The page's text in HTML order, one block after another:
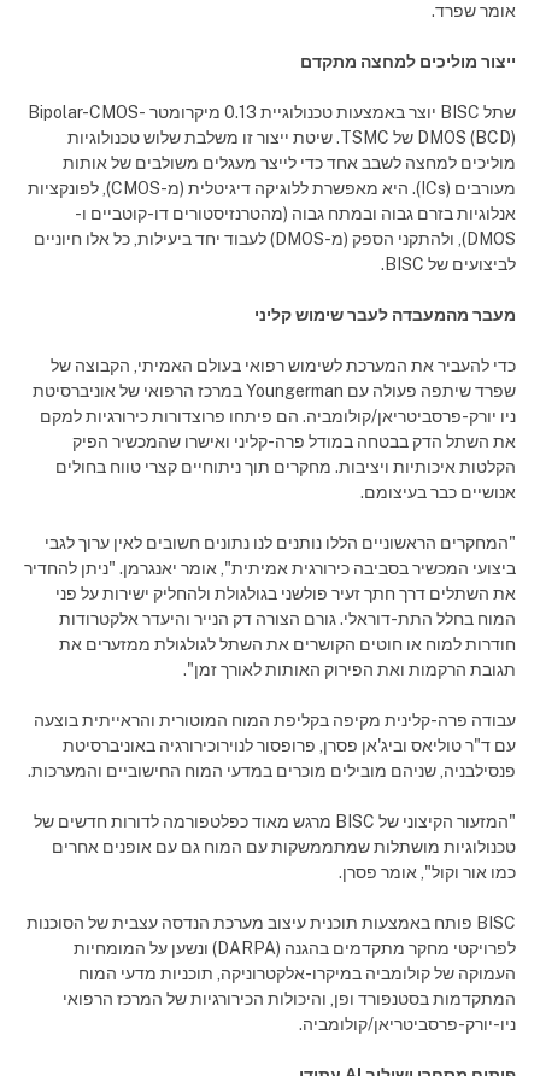
אומר שפרד.
ייצור מוליכים למחצה מתקדם
שתל BISC יוצר באמצעות טכנולוגיית 0.13 מיקרומטר Bipolar-CMOS-
DMOS (BCD) של TSMC. שיטת ייצור זו משלבת שלוש טכנולוגיות
מוליכים למחצה לשבב אחד כדי לייצר מעגלים משולבים של אותות
מעורבים (ICs). היא מאפשרת ללוגיקה דיגיטלית (מ-CMOS), לפונקציות
אנלוגיות בזרם גבוה ובמתח גבוה (מהטרנזיסטורים דו-קוטביים ו-
DMOS), ולהתקני הספק (מ-DMOS) לעבוד יחד ביעילות, כל אלו חיוניים
לביצועים של BISC.
מעבר מהמעבדה לעבר שימוש קליני
כדי להעביר את המערכת לשימוש רפואי בעולם האמיתי, הקבוצה של
שפרד שיתפה פעולה עם Youngerman במרכז הרפואי של אוניברסיטת
ניו יורק-פרסביטריאן/קולומביה. הם פיתחו פרוצדורות כירורגיות למקם
את השתל הדק בבטחה במודל פרה-קליני ואישרו שהמכשיר הפיק
הקלטות איכותיות ויציבות. מחקרים תוך ניתוחיים קצרי טווח בחולים
אנושיים כבר בעיצומם.
"המחקרים הראשוניים הללו נותנים לנו נתונים חשובים לאין ערוך לגבי
ביצועי המכשיר בסביבה כירורגית אמיתית", אומר יאנגרמן. "ניתן להחדיר
את השתלים דרך חתך זעיר פולשני בגולגולת ולהחליק ישירות על פני
המוח בחלל התת-דוראלי. גורם הצורה דק הנייר והיעדר אלקטרודות
חודרות למוח או חוטים הקושרים את השתל לגולגולת ממזערים את
תגובת הרקמות ואת הפירוק האותות לאורך זמן".
עבודה פרה-קלינית מקיפה בקליפת המוח המוטורית והראייתית בוצעה
עם ד"ר טוליאס וביג'אן פסרן, פרופסור לנוירוכירורגיה באוניברסיטת
פנסילבניה, שניהם מובילים מוכרים במדעי המוח החישוביים והמערכות.
"המזעור הקיצוני של BISC מרגש מאוד כפלטפורמה לדורות חדשים של
טכנולוגיות מושתלות שמתממשקות עם המוח גם עם אופנים אחרים
כמו אור וקול", אומר פסרן.
BISC פותח באמצעות תוכנית עיצוב מערכת הנדסה עצבית של הסוכנות
לפרויקטי מחקר מתקדמים בהגנה (DARPA) ונשען על המומחיות
העמוקה של קולומביה במיקרו-אלקטרוניקה, תוכניות מדעי המוח
המתקדמות בסטנפורד ופן, והיכולות הכירורגיות של המרכז הרפואי
ניו-יורק-פרסביטריאן/קולומביה.